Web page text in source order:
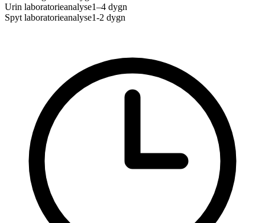
Urin laboratorieanalyse1–4 dygn
Spyt laboratorieanalyse1-2 dygn